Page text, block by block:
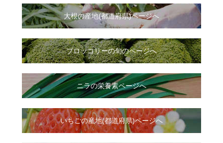
大根の産地(都道府県)ページへ
ブロッコリーの旬のページへ
ニラの栄養素ページへ
いちごの産地(都道府県)ページへ